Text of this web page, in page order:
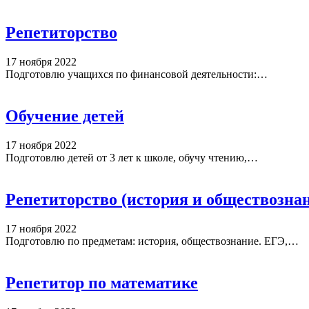
Репетиторство
17 ноября 2022
Подготовлю учащихся по финансовой деятельности:…
Обучение детей
17 ноября 2022
Подготовлю детей от 3 лет к школе, обучу чтению,…
Репетиторство (история и
17 ноября 2022
Подготовлю по предметам: история, обществознание. ЕГЭ,…
Репетитор по математике